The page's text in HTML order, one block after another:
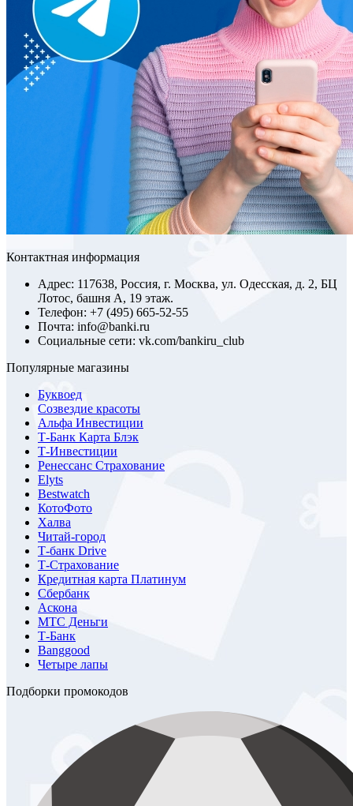
Контактная информация
Адрес: 117638, Россия, г. Москва, ул. Одесская, д. 2, БЦ
Лотос, башня А, 19 этаж.
Телефон: +7 (495) 665-52-55
Почта: info@banki.ru
Социальные сети: vk.com/bankiru_club
Популярные магазины
Буквоед
Созвездие красоты
Альфа Инвестиции
Т-Банк Карта Блэк
Т-Инвестиции
Ренессанс Страхование
Elyts
Bestwatch
КотоФото
Халва
Читай-город
Т-банк Drive
Т-Страхование
Кредитная карта Платинум
Сбербанк
Аскона
МТС Деньги
Т-Банк
Banggood
Четыре лапы
Подборки промокодов